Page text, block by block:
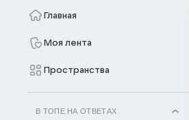
Главная
Моя лента
Пространства
В ТОПЕ НА ОТВЕТАХ